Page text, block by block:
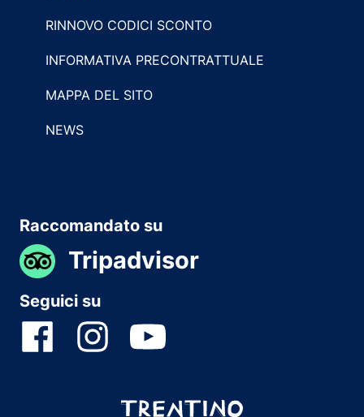
RINNOVO CODICI SCONTO
INFORMATIVA PRECONTRATTUALE
MAPPA DEL SITO
NEWS
Raccomandato su
Tripadvisor
Seguici su